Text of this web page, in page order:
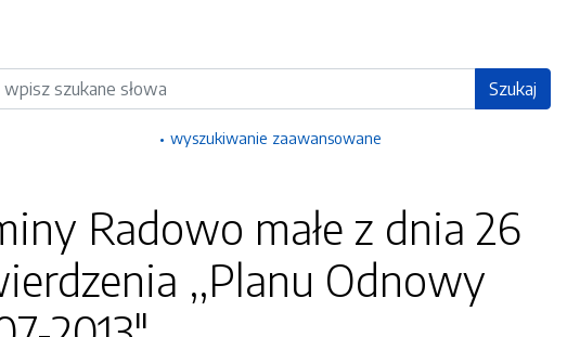
Wyszukiwarka Szukaj
wyszukiwanie zaawansowane
Radowo małe z dnia 26
,,Planu Odnowy